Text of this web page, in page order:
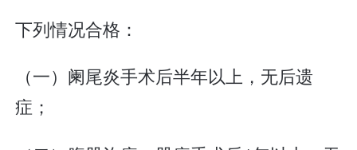
下列情况合格：
（一）阑尾炎手术后半年以上，无后遗
症；